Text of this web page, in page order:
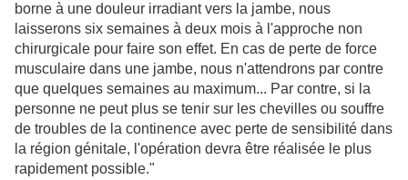
borne à une douleur irradiant vers la jambe, nous
laisserons six semaines à deux mois à l'approche non
chirurgicale pour faire son effet. En cas de perte de force
musculaire dans une jambe, nous n'attendrons par contre
que quelques semaines au maximum... Par contre, si la
personne ne peut plus se tenir sur les chevilles ou souffre
de troubles de la continence avec perte de sensibilité dans
la région génitale, l'opération devra être réalisée le plus
rapidement possible."